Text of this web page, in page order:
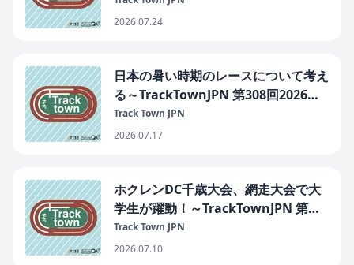
日
2026.07.24
日本の暑い時期のレースについて考え
る～TrackTownJPN 第308回2026年7
月17日
Track Town JPN
2026.07.17
ホクレンDC千歳大会、網走大会で大
学生が躍動！～TrackTownJPN 第
307回2026年7月10日
Track Town JPN
2026.07.10